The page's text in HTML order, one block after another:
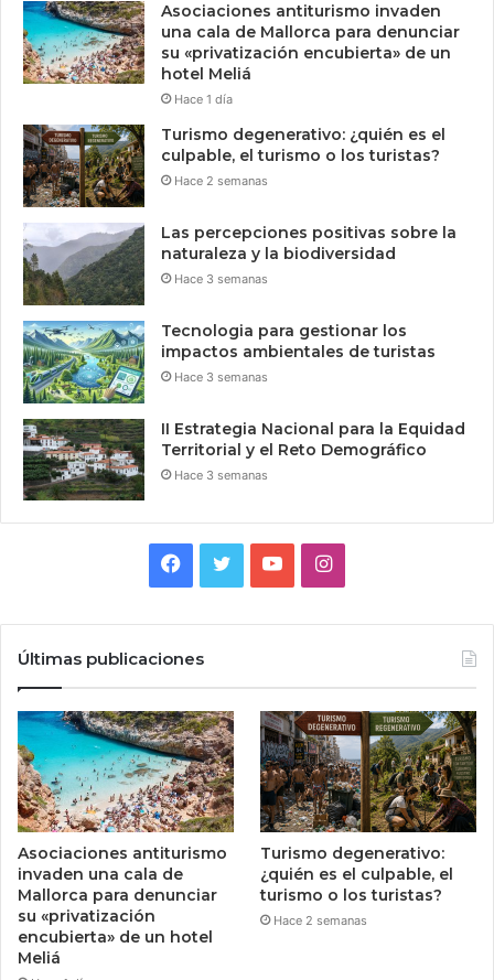
Asociaciones antiturismo invaden
una cala de Mallorca para denunciar
su «privatización encubierta» de un
hotel Meliá
Hace 1 día
Turismo degenerativo: ¿quién es el
culpable, el turismo o los turistas?
Hace 2 semanas
Las percepciones positivas sobre la
naturaleza y la biodiversidad
Hace 3 semanas
Tecnologia para gestionar los
impactos ambientales de turistas
Hace 3 semanas
II Estrategia Nacional para la Equidad
Territorial y el Reto Demográfico
Hace 3 semanas
Facebook
TwitterYouTubeInstagram
Últimas publicaciones
Asociaciones antiturismo
invaden una cala de
Mallorca para denunciar
su «privatización
encubierta» de un hotel
Meliá
Turismo degenerativo:
¿quién es el culpable, el
turismo o los turistas?
Hace 2 semanas